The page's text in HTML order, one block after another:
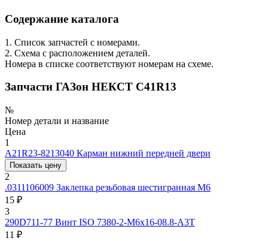
Содержание каталога
1. Список запчастей с номерами.
2. Схема с расположением деталей.
Номера в списке соответствуют номерам на схеме.
Запчасти ГАЗон НЕКСТ C41R13
№
Номер детали и название
Цена
1
A21R23-8213040 Карман нижний передней двери
Показать цену
2
.0311106009 Заклепка резьбовая шестигранная М6
15 ₽
3
290D711-77 Винт ISO 7380-2-M6x16-08.8-A3T
11 ₽